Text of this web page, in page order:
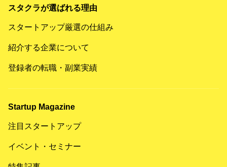
スタクラが選ばれる理由
スタートアップ厳選の仕組み
紹介する企業について
登録者の転職・副業実績
Startup Magazine
注目スタートアップ
イベント・セミナー